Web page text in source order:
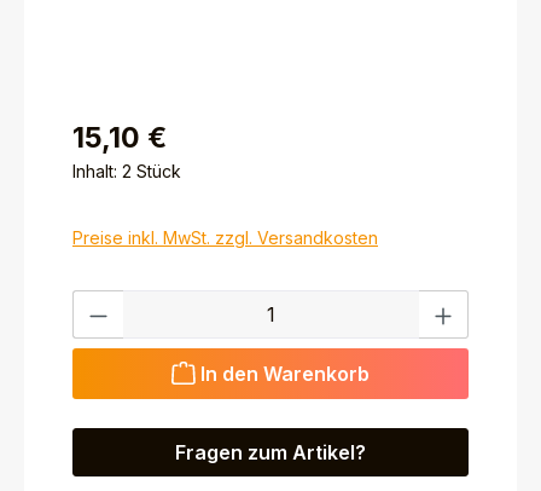
15,10 €
Inhalt: 2 Stück
Preise inkl. MwSt. zzgl. Versandkosten
Produkt Anzahl: Gib den gewünschten Wert ein
In den Warenkorb
Fragen zum Artikel?